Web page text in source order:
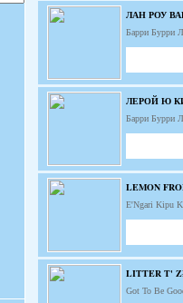
ЛАН РОУ
Барри Бурри
ЛЕРОЙ Ю
Барри Бурри
LEMON
E'Ngari Kipu
LITTER T'
Got To Be